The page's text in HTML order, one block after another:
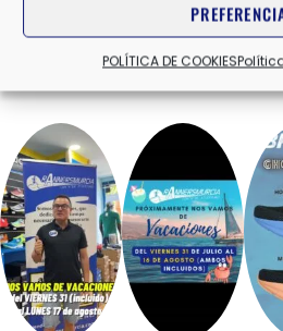
POLÍTICA DE COOKIES